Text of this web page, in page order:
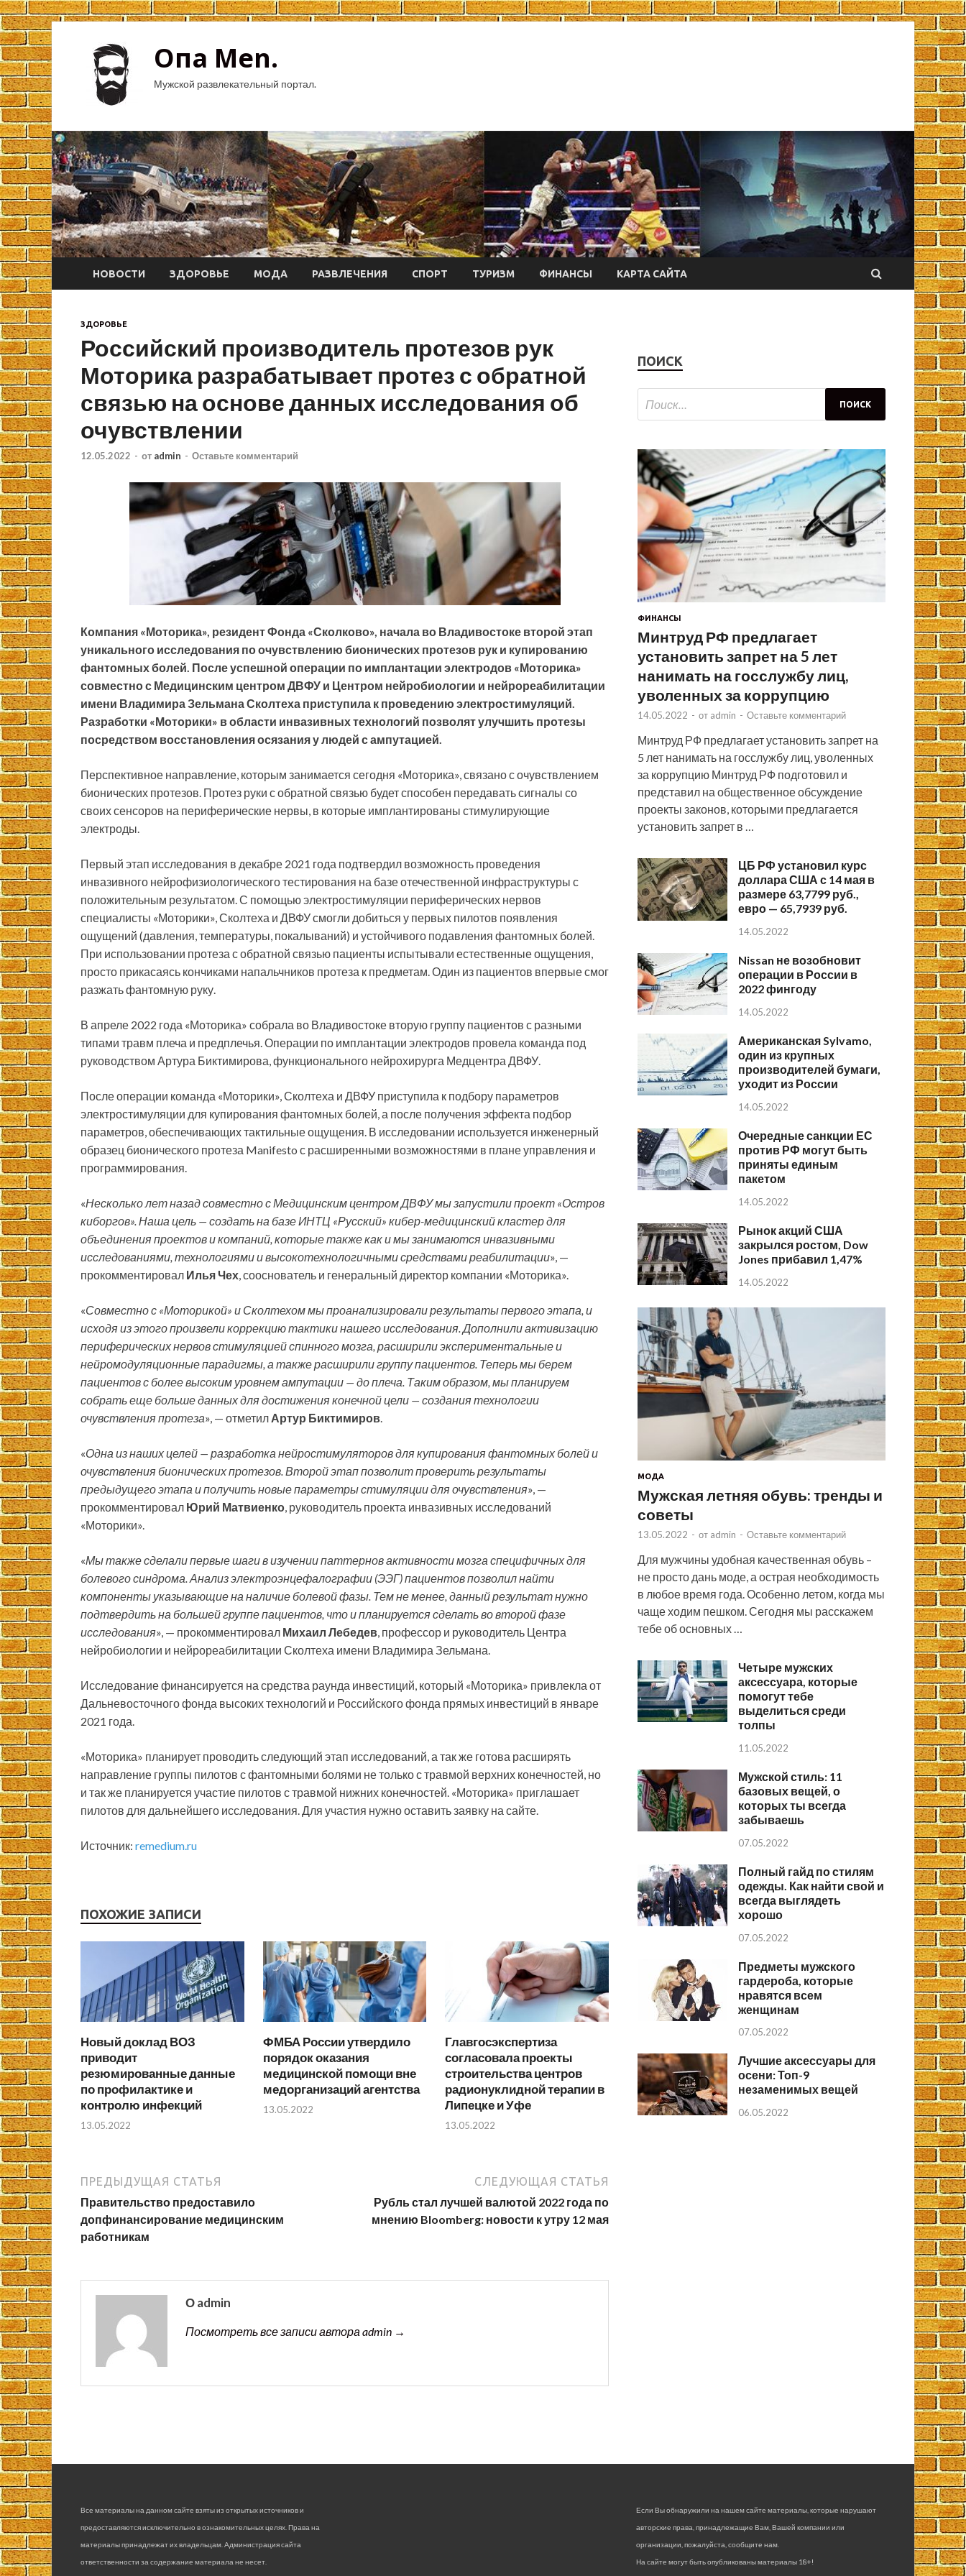
Опа Men.
Мужской развлекательный портал.
НОВОСТИ ЗДОРОВЬЕ МОДА РАЗВЛЕЧЕНИЯ СПОРТ ТУРИЗМ ФИНАНСЫ КАРТА САЙТА
ЗДОРОВЬЕ
Российский производитель протезов рук
Моторика разрабатывает протез с обратной
связью на основе данных исследования об
очувствлении
12.05.2022 - от admin - Оставьте комментарий
Компания «Моторика», резидент Фонда «Сколково», начала во Владивостоке второй этап
уникального исследования по очувствлению бионических протезов рук и купированию
фантомных болей. После успешной операции по имплантации электродов «Моторика»
совместно с Медицинским центром ДВФУ и Центром нейробиологии и нейрореабилитации
имени Владимира Зельмана Сколтеха приступила к проведению электростимуляций.
Разработки «Моторики» в области инвазивных технологий позволят улучшить протезы
посредством восстановления осязания у людей с ампутацией.
Перспективное направление, которым занимается сегодня «Моторика», связано с очувствлением
бионических протезов. Протез руки с обратной связью будет способен передавать сигналы со
своих сенсоров на периферические нервы, в которые имплантированы стимулирующие
электроды.
Первый этап исследования в декабре 2021 года подтвердил возможность проведения
инвазивного нейрофизиологического тестирования на базе отечественной инфраструктуры с
положительным результатом. С помощью электростимуляции периферических нервов
специалисты «Моторики», Сколтеха и ДВФУ смогли добиться у первых пилотов появления
ощущений (давления, температуры, покалываний) и устойчивого подавления фантомных болей.
При использовании протеза с обратной связью пациенты испытывали естественные ощущения,
просто прикасаясь кончиками напальчников протеза к предметам. Один из пациентов впервые смог
разжать фантомную руку.
В апреле 2022 года «Моторика» собрала во Владивостоке вторую группу пациентов с разными
типами травм плеча и предплечья. Операции по имплантации электродов провела команда под
руководством Артура Биктимирова, функционального нейрохирурга Медцентра ДВФУ.
После операции команда «Моторики», Сколтеха и ДВФУ приступила к подбору параметров
электростимуляции для купирования фантомных болей, а после получения эффекта подбор
параметров, обеспечивающих тактильные ощущения. В исследовании используется инженерный
образец бионического протеза Manifesto с расширенными возможностями в плане управления и
программирования.
«Несколько лет назад совместно с Медицинским центром ДВФУ мы запустили проект «Остров
киборгов». Наша цель — создать на базе ИНТЦ «Русский» кибер-медицинский кластер для
объединения проектов и компаний, которые также как и мы занимаются инвазивными
исследованиями, технологиями и высокотехнологичными средствами реабилитации», —
прокомментировал Илья Чех , сооснователь и генеральный директор компании «Моторика».
«Совместно с «Моторикой» и Сколтехом мы проанализировали результаты первого этапа, и
исходя из этого произвели коррекцию тактики нашего исследования. Дополнили активизацию
периферических нервов стимуляцией спинного мозга, расширили экспериментальные и
нейромодуляционные парадигмы, а также расширили группу пациентов. Теперь мы берем
пациентов с более высоким уровнем ампутации — до плеча. Таким образом, мы планируем
собрать еще больше данных для достижения конечной цели — создания технологии
очувствления протеза», — отметил Артур Биктимиров
«Одна из наших целей — разработка нейростимуляторов для купирования фантомных болей и
очувствления бионических протезов. Второй этап позволит проверить результаты
предыдущего этапа и получить новые параметры стимуляции для очувствления», —
прокомментировал Юрий Матвиенко , руководитель проекта инвазивных исследований
«Моторики».
«Мы также сделали первые шаги в изучении паттернов активности мозга специфичных для
болевого синдрома. Анализ электроэнцефалографии (ЭЭГ) пациентов позволил найти
компоненты указывающие на наличие болевой фазы. Тем не менее, данный результат нужно
подтвердить на большей группе пациентов, что и планируется сделать во второй фазе
исследования», — прокомментировал Михаил Лебедев , профессор и руководитель Центра
нейробиологии и нейрореабилитации Сколтеха имени Владимира Зельмана.
Исследование финансируется на средства раунда инвестиций, который «Моторика» привлекла от
Дальневосточного фонда высоких технологий и Российского фонда прямых инвестиций в январе
2021 года.
«Моторика» планирует проводить следующий этап исследований, а так же готова расширять
направление группы пилотов с фантомными болями не только с травмой верхних конечностей, но
и так же планируется участие пилотов с травмой нижних конечностей. «Моторика» приглашает
пилотов для дальнейшего исследования. Для участия нужно оставить заявку на сайте.
Источник: remedium.ru
ПОХОЖИЕ ЗАПИСИ
Новый доклад ВОЗ
приводит
резюмированные данные
по профилактике и
контролю инфекций
13.05.2022
ФМБА России утвердило
порядок оказания
медицинской помощи вне
медорганизаций агентства
13.05.2022
Главгосэкспертиза
согласовала проекты
строительства центров
радионуклидной терапии в
Липецке и Уфе
13.05.2022
ПРЕДЫДУЩАЯ СТАТЬЯ
Правительство предоставило
допфинансирование медицинским
работникам
СЛЕДУЮЩАЯ СТАТЬЯ
Рубль стал лучшей валютой 2022 года по
мнению Bloomberg: новости к утру 12 мая
О admin
Посмотреть все записи автора admin →
ПОИСК
ФИНАНСЫ
Минтруд РФ предлагает
установить запрет на 5 лет
нанимать на госслужбу лиц,
уволенных за коррупцию
14.05.2022 - от admin - Оставьте комментарий
Минтруд РФ предлагает установить запрет на
5 лет нанимать на госслужбу лиц, уволенных
за коррупцию Минтруд РФ подготовил и
представил на общественное обсуждение
проекты законов, которыми предлагается
установить запрет в …
ЦБ РФ установил курс
доллара США с 14 мая в
размере 63,7799 руб.,
евро — 65,7939 руб.
14.05.2022
Nissan не возобновит
операции в России в
2022 фингоду
14.05.2022
Американская Sylvamo,
один из крупных
производителей бумаги,
уходит из России
14.05.2022
Очередные санкции ЕС
против РФ могут быть
приняты единым
пакетом
14.05.2022
Рынок акций США
закрылся ростом, Dow
Jones прибавил 1,47%
14.05.2022
МОДА
Мужская летняя обувь: тренды и
советы
13.05.2022 - от admin - Оставьте комментарий
Для мужчины удобная качественная обувь –
не просто дань моде, а острая необходимость
в любое время года. Особенно летом, когда мы
чаще ходим пешком. Сегодня мы расскажем
тебе об основных …
Четыре мужских
аксессуара, которые
помогут тебе
выделиться среди
толпы
11.05.2022
Мужской стиль: 11
базовых вещей, о
которых ты всегда
забываешь
07.05.2022
Полный гайд по стилям
одежды. Как найти свой и
всегда выглядеть
хорошо
07.05.2022
Предметы мужского
гардероба, которые
нравятся всем
женщинам
07.05.2022
Лучшие аксессуары для
осени: Топ-9
незаменимых вещей
06.05.2022
Все материалы на данном сайте взяты из открытых источников и
предоставляются исключительно в ознакомительных целях. Права на
материалы принадлежат их владельцам. Администрация сайта
ответственности за содержание материала не несет.
Если Вы обнаружили на нашем сайте материалы, которые нарушают
авторские права, принадлежащие Вам, Вашей компании или
организации, пожалуйста, сообщите нам.
На сайте могут быть опубликованы материалы 18+!